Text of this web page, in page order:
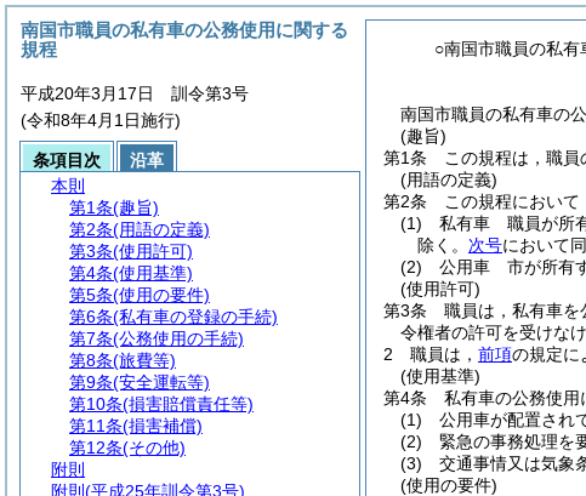
○南国市職員の私
南国市職員の私有車の
(趣旨)
第1条
この規程は，職
(用語の定義)
第2条
この規程において
(1)
私有車 職員が所
除く。 次号において
(2)
公用車 市が所有
(使用許可)
第3条
職員は，私有車を
令権者の許可を受けな
2
職員は， 前項の規定に
(使用基準)
第4条
私有車の公務使用
(1)
公用車が配置され
(2)
緊急の事務処理を
(3)
交通事情又は気象
(使用の要件)
南国市職員の私有車の公務使用に関する
規程
平成20年3月17日 訓令第3号
(令和8年4月1日施行)
条項目次
沿革
本則
第1条(趣旨)
第2条(用語の定義)
第3条(使用許可)
第4条(使用基準)
第5条(使用の要件)
第6条(私有車の登録の手続)
第7条(公務使用の手続)
第8条(旅費等)
第9条(安全運転等)
第10条(損害賠償責任等)
第11条(損害補償)
第12条(その他)
附則
附則 (平成25年訓令第3号)